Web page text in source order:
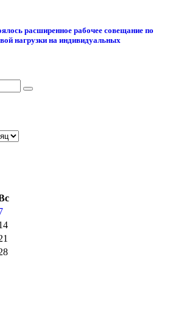
расширенное рабочее совещание по
нагрузки на индивидуальных